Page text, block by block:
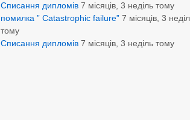
Списання дипломів 7 місяців, 3 неділь тому
помилка ” Catastrophic failure” 7 місяців, 3
тому
Списання дипломів 7 місяців, 3 неділь тому